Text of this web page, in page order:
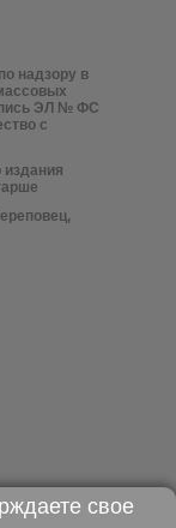
надзору в
ЭЛ № ФС
с
издания
свое